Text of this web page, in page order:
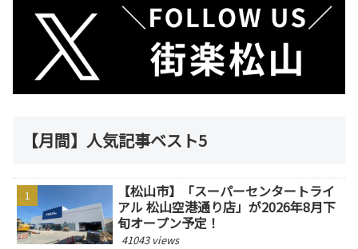
【月間】人気記事ベスト5
【松山市】「スーパーセンタートライ
アル 松山空港通り店」が2026年8月下
旬オープン予定！
41043 views